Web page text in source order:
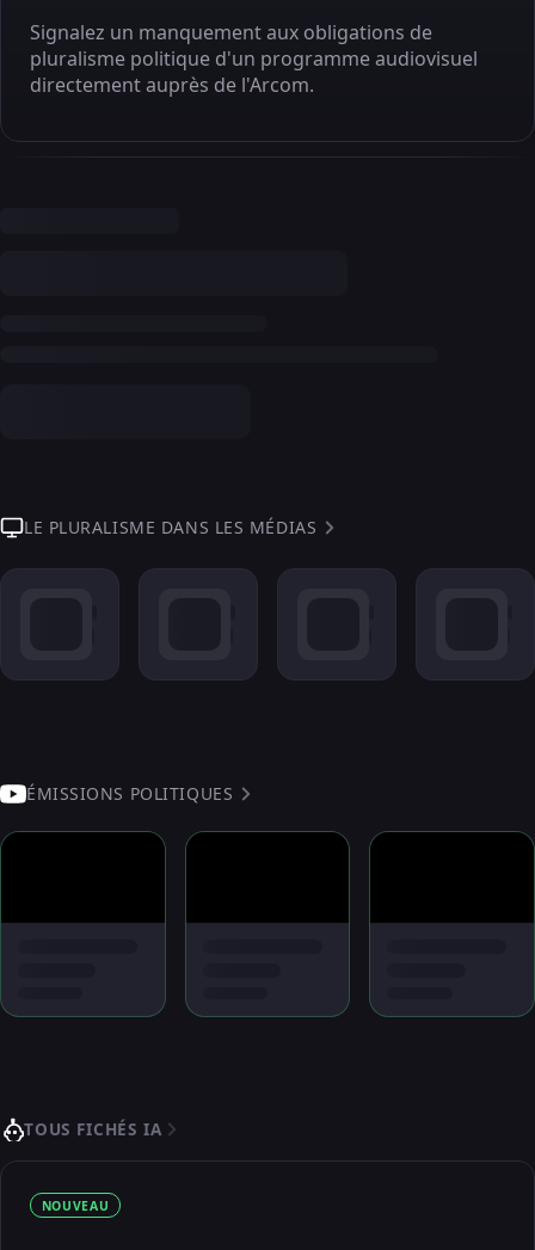
Signalez un manquement aux obligations de
pluralisme politique d'un programme audiovisuel
directement auprès de l'Arcom.
LE PLURALISME DANS LES MÉDIAS
ÉMISSIONS POLITIQUES
TOUS FICHÉS IA
NOUVEAU